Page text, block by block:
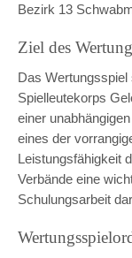
Bezirk 13
Ziel des
Das Wertungsspiel
Spielleutekorps
einer
eines der
Leistungsfähigkeit
Verbände eine
Schulungsarbeit